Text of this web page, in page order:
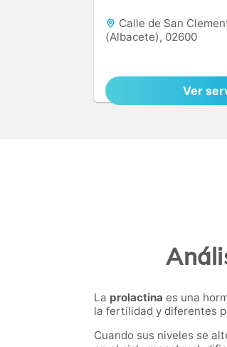
Calle de San
(Albacete), 02600
Ver
La prolactina es una
la fertilidad y diferentes
Cuando sus niveles se